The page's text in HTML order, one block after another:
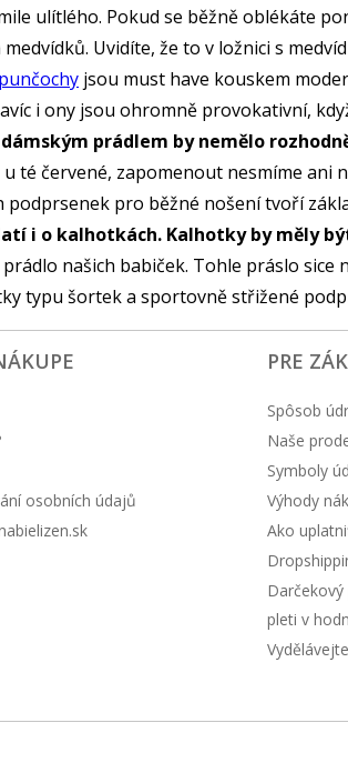
ulítlého. Pokud se běžně oblékáte
Uvidíte, že to v ložnici s
punčochy jsou must have kouskem
i ony jsou ohromně provokativní,
prádlem by nemělo
u té červené, zapomenout nesmíme ani
podprsenek pro běžné nošení tvoří
i o kalhotkách. Kalhotky by měly
našich babiček. Tohle práslo sice
typu šortek a sportovně střižené
osobních údajů
PRE
Spôsob
Naše
Symboly
Výhody
Ako
pleti v